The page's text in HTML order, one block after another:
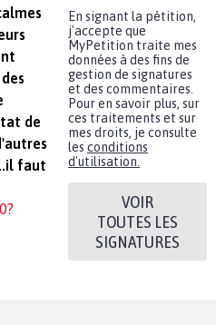
de
faut
En signant la pétition,
j'accepte que
MyPetition traite mes
données à des fins de
gestion de signatures
et des commentaires.
Pour en savoir plus, sur
ces traitements et sur
mes droits, je consulte
les conditions
d'utilisation.
VOIR
TOUTES LES
SIGNATURES